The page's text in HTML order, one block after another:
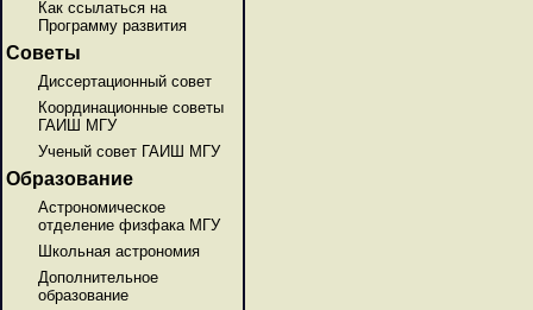
Как ссылаться на
Программу развития
Советы
Диссертационный совет
Координационные советы
ГАИШ МГУ
Ученый совет ГАИШ МГУ
Образование
Астрономическое
отделение физфака МГУ
Школьная астрономия
Дополнительное
образование